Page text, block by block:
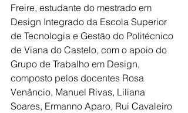
Freire, estudante do mestrado em
Design Integrado da Escola Superior
de Tecnologia e Gestão do Politécnico
de Viana do Castelo, com o apoio do
Grupo de Trabalho em Design,
composto pelos docentes Rosa
Venâncio, Manuel Rivas, Liliana
Soares, Ermanno Aparo, Rui Cavaleiro